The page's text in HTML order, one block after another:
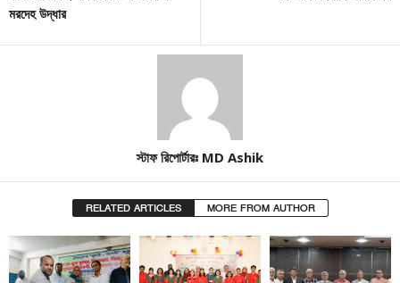
মরদেহ উদ্ধার
স্টাফ রিপোর্টারঃ MD Ashik
RELATED ARTICLES MORE FROM AUTHOR